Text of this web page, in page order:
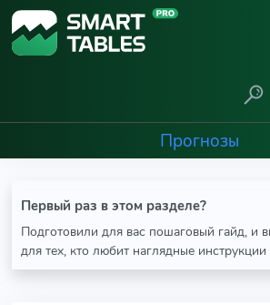
Прогнозы
Первый раз в этом разделе?
Подготовили для вас пошаговый гайд, и
для тех, кто любит наглядные инструкции